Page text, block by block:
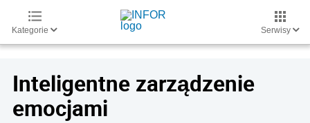
Kategorie Serwisy
Inteligentne zarządzenie
emocjami